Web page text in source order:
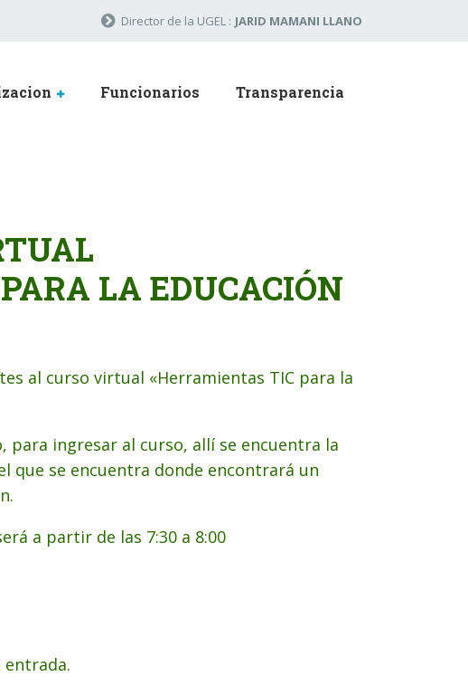
Director de la UGEL : JARID MAMANI LLANO
Funcionarios Transparencia
LA EDUCACIÓN
al curso virtual «Herramientas TIC para la
para ingresar al curso, allí se encuentra la
que se encuentra donde encontrará un
a partir de las 7:30 a 8:00
entrada.